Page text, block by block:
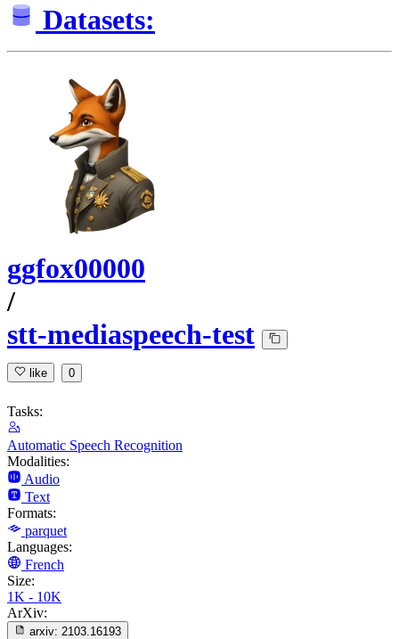
Datasets:
ggfox00000
/
stt-mediaspeech-test
like 0
Tasks:
Automatic Speech Recognition
Modalities:
Audio
Text
Formats:
parquet
Languages:
French
Size:
1K - 10K
ArXiv:
arxiv: 2103.16193